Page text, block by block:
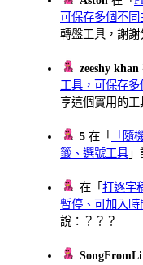
可保存多個不同
轉盤工具，謝謝
zeeshy khan
工具，可保存多
享這個實用的工
5 在「
「隨
籤、選號工具
在「打逐字
暫停、可加入
說：？？？